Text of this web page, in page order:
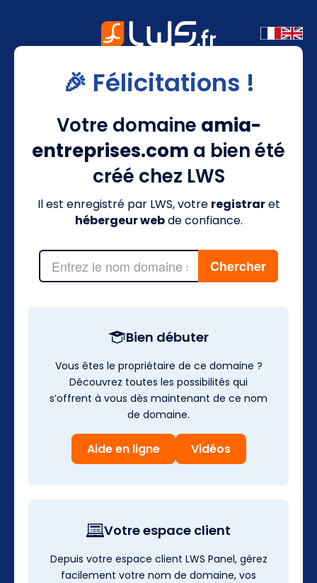
🎉 Félicitations !
Votre domaine amia-
entreprises.com a bien été
créé chez LWS
Il est enregistré par LWS, votre registraret
hébergeur webde confiance.
Bien débuter
Vous êtes le propriétaire de ce domaine ?
Découvrez toutes les possibilités qui
s’offrent à vous dès maintenant de ce nom
de domaine.
Aide en ligne Vidéos
Votre espace client
Depuis votre espace client LWS Panel, gérez
facilement votre nom de domaine, vos